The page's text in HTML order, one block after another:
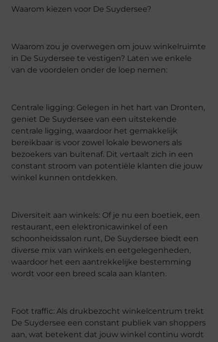
Waarom kiezen voor De Suydersee?
Waarom zou je overwegen om jouw winkelruimte
in De Suydersee te vestigen? Laten we enkele
van de voordelen onder de loep nemen:
Centrale ligging: Gelegen in het hart van Dronten,
geniet De Suydersee van een uitstekende
centrale ligging, waardoor het gemakkelijk
bereikbaar is voor zowel lokale bewoners als
bezoekers van buitenaf. Dit vertaalt zich in een
constant stroom van potentiële klanten die jouw
winkel kunnen ontdekken.
Diversiteit aan winkels: Of je nu een boetiek, een
restaurant, een elektronicawinkel of een
schoonheidssalon runt, De Suydersee biedt een
diverse mix van winkels en eetgelegenheden,
waardoor het een aantrekkelijke bestemming
wordt voor een breed scala aan klanten.
Foot traffic: Als drukbezocht winkelcentrum trekt
De Suydersee een constant publiek van shoppers
aan, wat betekent dat jouw winkel continu wordt